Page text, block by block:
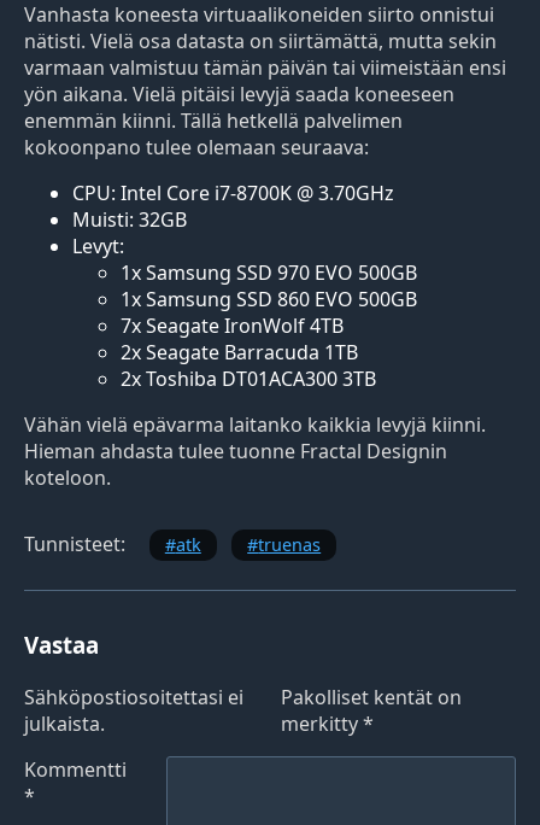
Vanhasta koneesta virtuaalikoneiden siirto onnistui
nätisti. Vielä osa datasta on siirtämättä, mutta sekin
varmaan valmistuu tämän päivän tai viimeistään ensi
yön aikana. Vielä pitäisi levyjä saada koneeseen
enemmän kiinni. Tällä hetkellä palvelimen
kokoonpano tulee olemaan seuraava:
CPU: Intel Core i7-8700K @ 3.70GHz
Muisti: 32GB
Levyt:
1x Samsung SSD 970 EVO 500GB
1x Samsung SSD 860 EVO 500GB
7x Seagate IronWolf 4TB
2x Seagate Barracuda 1TB
2x Toshiba DT01ACA300 3TB
Vähän vielä epävarma laitanko kaikkia levyjä kiinni.
Hieman ahdasta tulee tuonne Fractal Designin
koteloon.
Tunnisteet: atk truenas
Vastaa
Sähköpostiosoitettasi ei
julkaista.
Pakolliset kentät on
merkitty*
Kommentti
*